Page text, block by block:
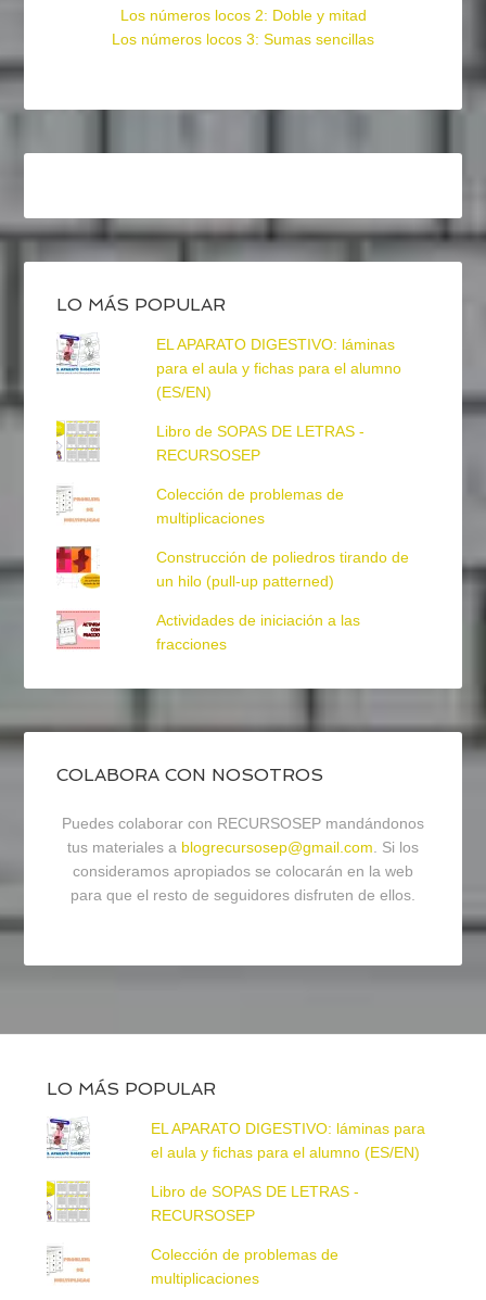
Los números locos 2: Doble y mitad
Los números locos 3: Sumas sencillas
LO MÁS POPULAR
EL APARATO DIGESTIVO: láminas
para el aula y fichas para el alumno
(ES/EN)
Libro de SOPAS DE LETRAS -
RECURSOSEP
Colección de problemas de
multiplicaciones
Construcción de poliedros tirando de
un hilo (pull-up patterned)
Actividades de iniciación a las
fracciones
COLABORA CON NOSOTROS
Puedes colaborar con RECURSOSEP mandándonos
tus materiales a blogrecursosep@gmail.com. Si los
consideramos apropiados se colocarán en la web
para que el resto de seguidores disfruten de ellos.
LO MÁS POPULAR
EL APARATO DIGESTIVO: láminas para
el aula y fichas para el alumno (ES/EN)
Libro de SOPAS DE LETRAS -
RECURSOSEP
Colección de problemas de
multiplicaciones